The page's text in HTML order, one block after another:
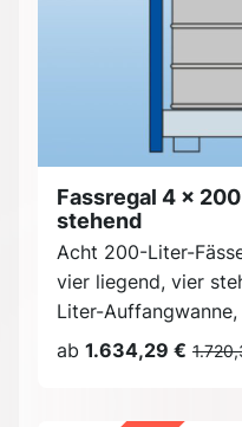
Fassregal 4 x
stehend
Acht 200-Liter-
vier liegend, vier
Liter-Auffangwanne,
ab 1.634,29 €